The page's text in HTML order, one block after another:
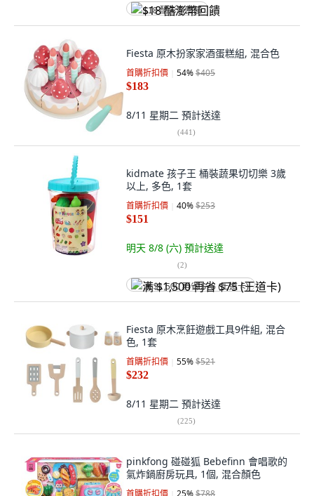
$18 酷澎幣回饋
Fiesta 原木扮家家酒蛋糕組, 混合色
首購折扣價 54%$405
$183
8/11 星期二 預計送達
(441)
kidmate 孩子王 桶裝蔬果切切樂 3歲
以上, 多色, 1套
首購折扣價 40%$253
$151
明天 8/8 (六) 預計送達
(2)
满 $1,500 再省 $75 (王道卡)
Fiesta 原木烹飪遊戲工具9件組, 混合
色, 1套
首購折扣價 55%$521
$232
8/11 星期二 預計送達
(225)
pinkfong 碰碰狐 Bebefinn 會唱歌的
氣炸鍋廚房玩具, 1個, 混合顏色
首購折扣價 25%$788